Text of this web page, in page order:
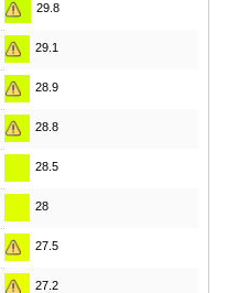
29.8
29.1
28.9
28.8
28.5
28
27.5
27.2